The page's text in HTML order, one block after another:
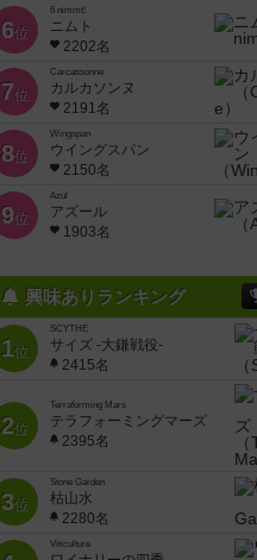
6位
6 nimmt!
ニムト
2202名
7位
Carcassonne
カルカソンヌ
2191名
8位
Wingspan
ウイングスパン
2150名
9位
Azul
アズール
1903名
興味ありランキング
1位
SCYTHE
サイズ -大鎌戦役-
2415名
2位
Terraforming Mars
テラフォーミングマーズ
2395名
3位
Stone Garden
枯山水
2280名
Viticulture